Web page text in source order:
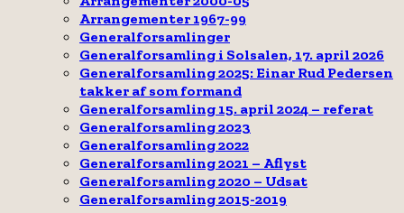
Arrangementer 1967-99
Generalforsamlinger
Generalforsamling i Solsalen, 17. april 2026
Generalforsamling 2025: Einar Rud Pedersen
takker af som formand
Generalforsamling 15. april 2024 – referat
Generalforsamling 2023
Generalforsamling 2022
Generalforsamling 2021 – Aflyst
Generalforsamling 2020 – Udsat
Generalforsamling 2015-2019